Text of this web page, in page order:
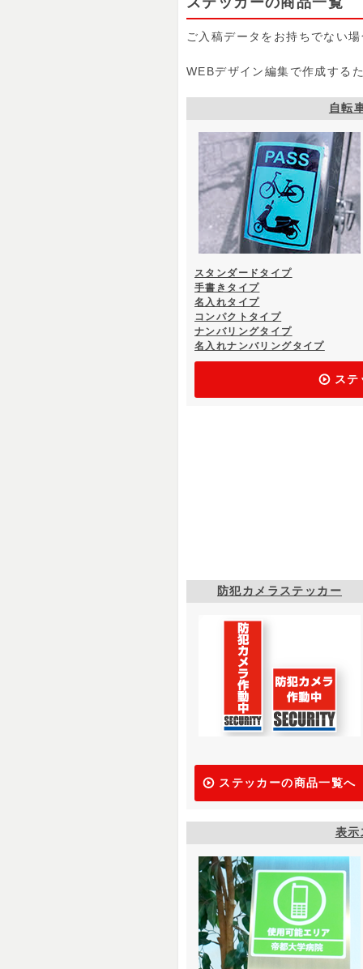
ご入稿データをお持ちでない
WEBデザイン編集で作成する
自転
スタンダードタイプ
手書きタイプ
名入れタイプ
コンパクトタイプ
ナンバリングタイプ
名入れナンバリングタイプ
ス
防犯カメラステッカー
ステッカーの商品一覧へ
表示